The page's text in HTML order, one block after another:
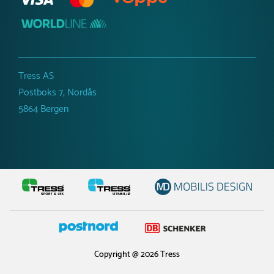
Tress AS
Postboks 7, Nordås
5864 Bergen
Copyright @ 2026 Tress